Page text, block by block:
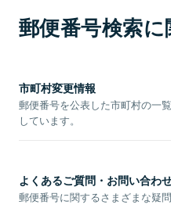
郵便番号検索
市町村変更情報
郵便番号を公表した市町村の一
しています。
よくあるご質問・お問い合わ
郵便番号に関するさまざまな疑